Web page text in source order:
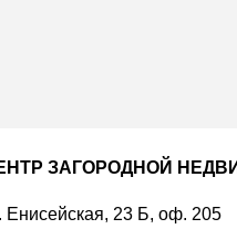
ЗАГОРОДНОЙ
Енисейская, 23 Б, оф. 205